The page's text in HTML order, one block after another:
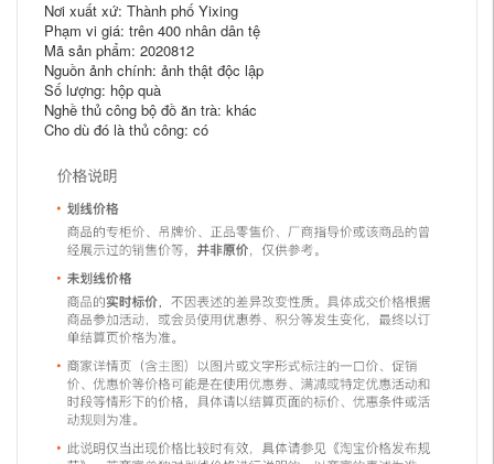
Nơi xuất xứ: Thành phố Yixing
Phạm vi giá: trên 400 nhân dân tệ
Mã sản phẩm: 2020812
Nguồn ảnh chính: ảnh thật độc lập
Số lượng: hộp quà
Nghề thủ công bộ đồ ăn trà: khác
Cho dù đó là thủ công: có